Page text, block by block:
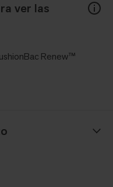
ver las
Renew™